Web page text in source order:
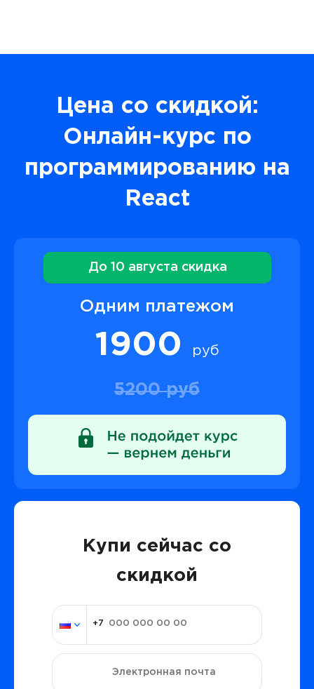
Цена со скидкой:
Онлайн-курс по
программированию на
React
До 10 августа скидка
Одним платежом
1900 руб
5200 руб
Купи сейчас со
скидкой